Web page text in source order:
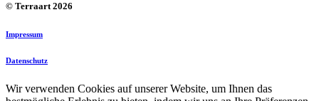
© Terraart 2026
Impressum
Datenschutz
Wir verwenden Cookies auf unserer Website, um Ihnen das